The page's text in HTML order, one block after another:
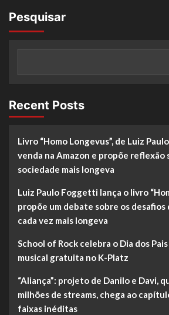
Pesquisar
Recent Posts
Livro “Homo Longevus”, de Luiz
venda na Amazon e propõe reflexão
sociedade mais longeva
Luiz Paulo Foggetti lança o livro
propõe um debate sobre os desafios
cada vez mais longeva
School of Rock celebra o Dia dos
musical gratuita no K-Platz
“Aliança”: projeto de Danilo e Davi,
milhões de streams, chega ao
faixas inéditas